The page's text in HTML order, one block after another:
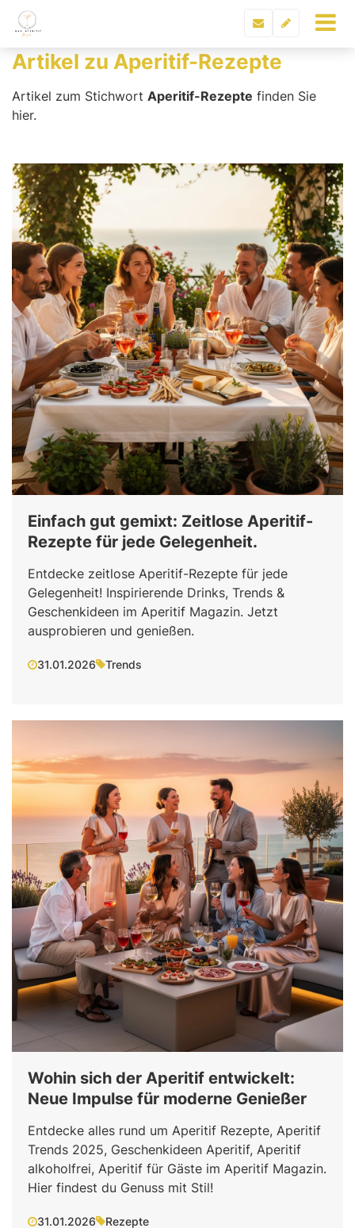
Artikel zu Aperitif-Rezepte
Artikel zum Stichwort Aperitif-Rezepte finden Sie
hier.
Einfach gut gemixt: Zeitlose Aperitif-
Rezepte für jede Gelegenheit.
Entdecke zeitlose Aperitif-Rezepte für jede
Gelegenheit! Inspirierende Drinks, Trends &
Geschenkideen im Aperitif Magazin. Jetzt
ausprobieren und genießen.
31.01.2026 Trends
Wohin sich der Aperitif entwickelt:
Neue Impulse für moderne Genießer
Entdecke alles rund um Aperitif Rezepte, Aperitif
Trends 2025, Geschenkideen Aperitif, Aperitif
alkoholfrei, Aperitif für Gäste im Aperitif Magazin.
Hier findest du Genuss mit Stil!
31.01.2026 Rezepte